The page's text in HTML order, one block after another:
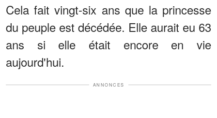
Cela fait vingt-six ans que la princesse
du peuple est décédée. Elle aurait eu 63
ans si elle était encore en vie
aujourd'hui.
ANNONCES